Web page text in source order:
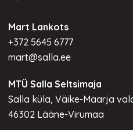
Mart Lankots
+372 5645 6777
mart@salla.ee
MTÜ Salla Seltsimaja
Salla küla, Väike-Maarja
46302 Lääne-Virumaa